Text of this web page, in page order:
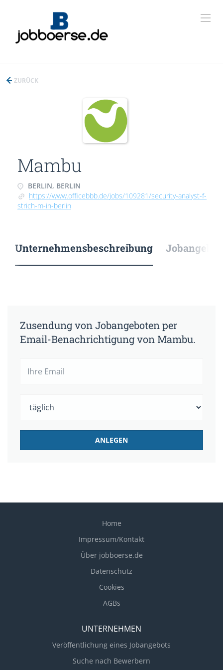
ZURÜCK
Mambu
BERLIN, BERLIN
https://www.officebbb.de/jobs/109281/security-analyst-f-
strich-m-in-berlin
Unternehmensbeschreibung
Zusendung von Jobangeboten per
Email-Benachrichtigung von Mambu.
Home
Impressum/Kontakt
Über jobboerse.de
Datenschutz
Cookies
AGBs
UNTERNEHMEN
Veröffentlichung eines Jobangebots
Suche nach Bewerbern